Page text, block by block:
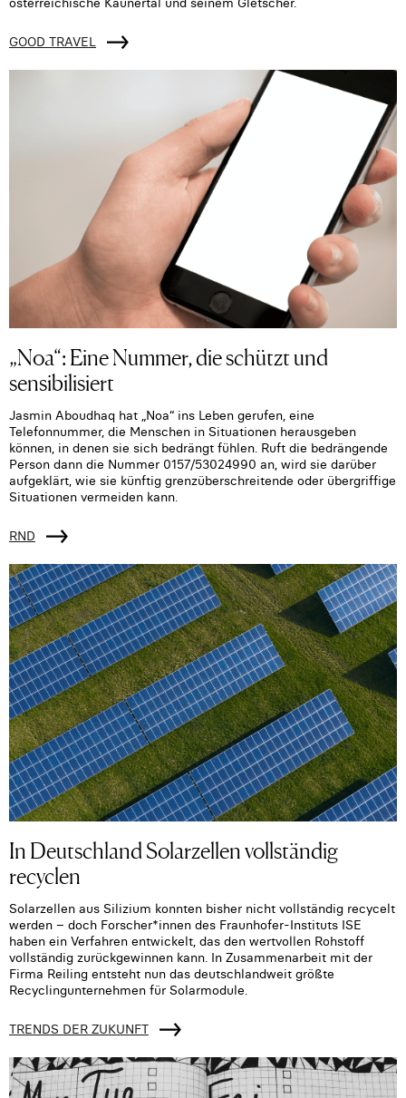
GOOD TRAVEL
„Noa“: Eine Nummer, die schützt und
sensibilisiert
Jasmin Aboudhaq hat „Noa“ ins Leben gerufen, eine
Telefonnummer, die Menschen in Situationen herausgeben
können, in denen sie sich bedrängt fühlen. Ruft die bedrängende
Person dann die Nummer 0157/53024990 an, wird sie darüber
aufgeklärt, wie sie künftig grenzüberschreitende oder übergriffige
Situationen vermeiden kann.
RND
In Deutschland Solarzellen vollständig
recyclen
Solarzellen aus Silizium konnten bisher nicht vollständig recycelt
werden – doch Forscher*innen des Fraunhofer-Instituts ISE
haben ein Verfahren entwickelt, das den wertvollen Rohstoff
vollständig zurückgewinnen kann. In Zusammenarbeit mit der
Firma Reiling entsteht nun das deutschlandweit größte
Recyclingunternehmen für Solarmodule.
TRENDS DER ZUKUNFT